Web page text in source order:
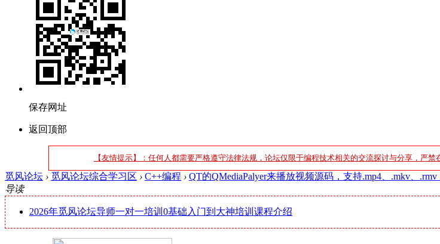
保存网址
返回顶部
【友情提示】：任何人都需要严格遵守法律法规，论坛仅限于编程技术相关的交流探讨与分享，
觅风论坛 › 觅风论坛综合学习区 › C++编程 › QT的QMediaPalyer来播放视频源码，支持.mp4、.mkv、.rmv
导读
2026年觅风论坛导师一对一培训0基础入门到大神培训课程介绍